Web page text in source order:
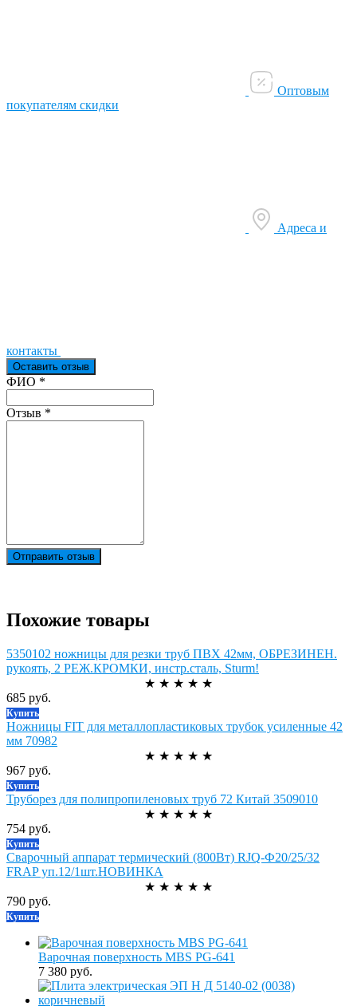
Оптовым
покупателям скидки
Адреса и
контакты
Оставить отзыв
Ваш отзыв был отправлен!
ФИО *
Отзыв *
Отправить отзыв
Похожие товары
5350102 ножницы для резки труб ПВХ 42мм, ОБРЕЗИНЕН.
рукоять, 2 РЕЖ.КРОМКИ, инстр.сталь, Sturm!
★ ★ ★ ★ ★
685 руб.
Купить
Ножницы FIT для металлопластиковых трубок усиленные 42
мм 70982
★ ★ ★ ★ ★
967 руб.
Купить
Труборез для полипропиленовых труб 72 Китай 3509010
★ ★ ★ ★ ★
754 руб.
Купить
Сварочный аппарат термический (800Вт) RJQ-Ф20/25/32
FRAP уп.12/1шт.НОВИНКА
★ ★ ★ ★ ★
790 руб.
Купить
Варочная поверхность MBS PG-641
7 380 руб.